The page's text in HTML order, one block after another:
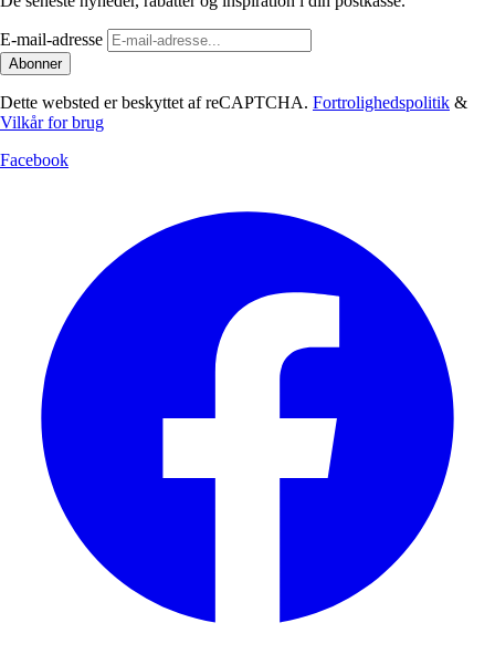
E-mail-adresse
Abonner
Dette websted er beskyttet af reCAPTCHA. Fortrolighedspolitik &
Vilkår for brug
Facebook